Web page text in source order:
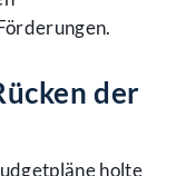
der
holte